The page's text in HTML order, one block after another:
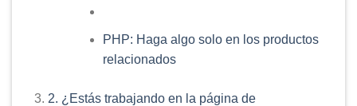
PHP: Haga algo solo en los productos
relacionados
2. ¿Estás trabajando en la página de